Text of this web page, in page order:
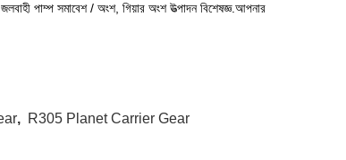
পাম্প সমাবেশ / অংশ, গিয়ার অংশ উত্পাদন বিশেষজ্ঞ.আপনার
, R305 Planet Carrier Gear